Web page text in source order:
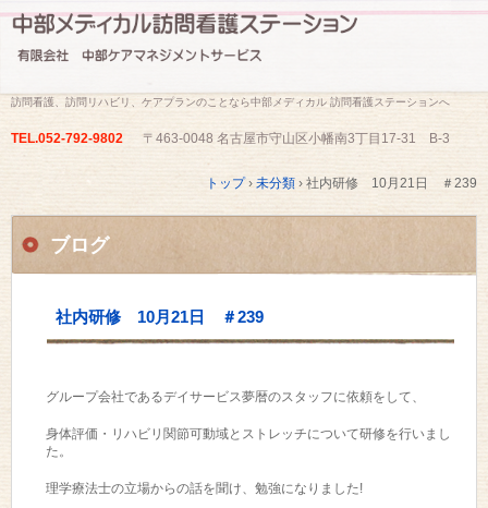
訪問看護、訪問リハビリ、ケアプランのことなら中部メディカル 訪問看護ステーションへ
TEL.052-792-9802 〒463-0048 名古屋市守山区小幡南3丁目17-31 B-3
トップ›未分類 › 社内研修 10月21日 ＃239
ブログ
社内研修 10月21日 ＃239
グループ会社であるデイサービス夢暦のスタッフに依頼をして、
身体評価・リハビリ関節可動域とストレッチについて研修を行いまし
た。
理学療法士の立場からの話を聞け、勉強になりました!